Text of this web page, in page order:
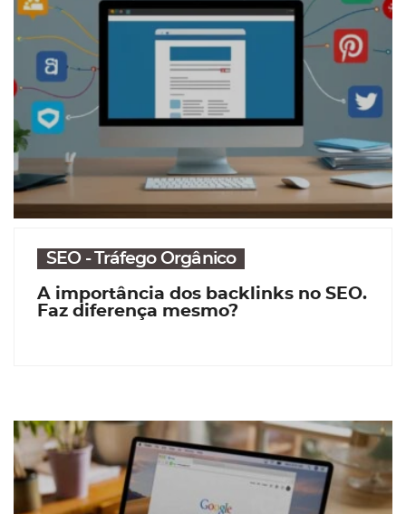
SEO - Tráfego Orgânico
A importância dos backlinks no SEO.
Faz diferença mesmo?